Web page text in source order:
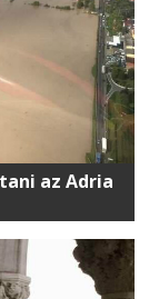
az Adria